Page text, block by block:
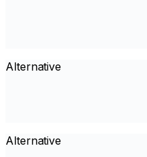
Alternative
Alternative